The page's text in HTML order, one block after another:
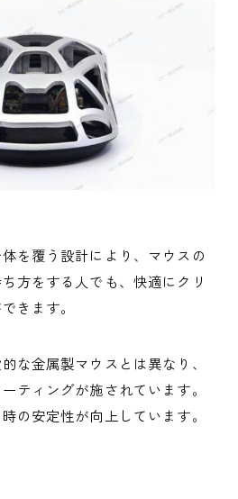
を覆う設計により、マウスの
方をする人でも、快適にクリ
きます。
な金属製マウスとは異なり、
ティングが施されています。
の安定性が向上しています。